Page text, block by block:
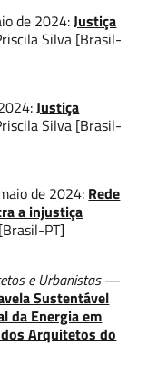
de 2024:Justiça
Silva [Brasil-
Justiça
Silva [Brasil-
de 2024: Rede
a injustiça
PT]
e Urbanistas—
Sustentável
da Energia em
Arquitetos do